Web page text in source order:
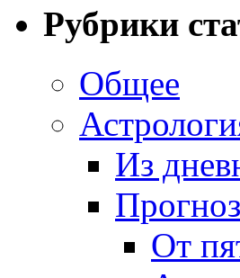
Рубрики
Общее
Из
От